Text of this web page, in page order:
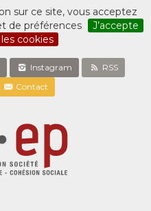
sur ce site, vous acceptez
de préférences
J’accepte
cookies
Instagram
RSS
Contact